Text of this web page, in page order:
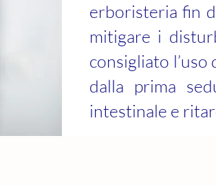
erboristeria fin
mitigare i
consigliato
dalla prima
intestinale e